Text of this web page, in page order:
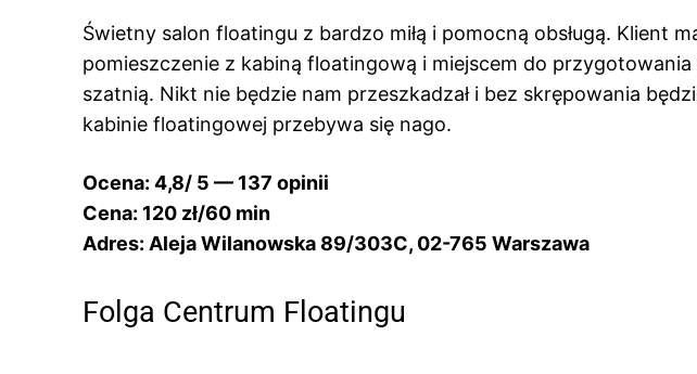
Świetny salon floatingu z bardzo miłą i pomocną obsługą. Klient
pomieszczenie z kabiną floatingową i miejscem do
szatnią. Nikt nie będzie nam przeszkadzał i bez skrępowania
kabinie floatingowej przebywa się nago.
Ocena: 4,8/ 5 — 137 opinii
Cena: 120 zł/60 min
Adres: Aleja Wilanowska 89/303C, 02-765 Warszawa
Folga Centrum Floatingu